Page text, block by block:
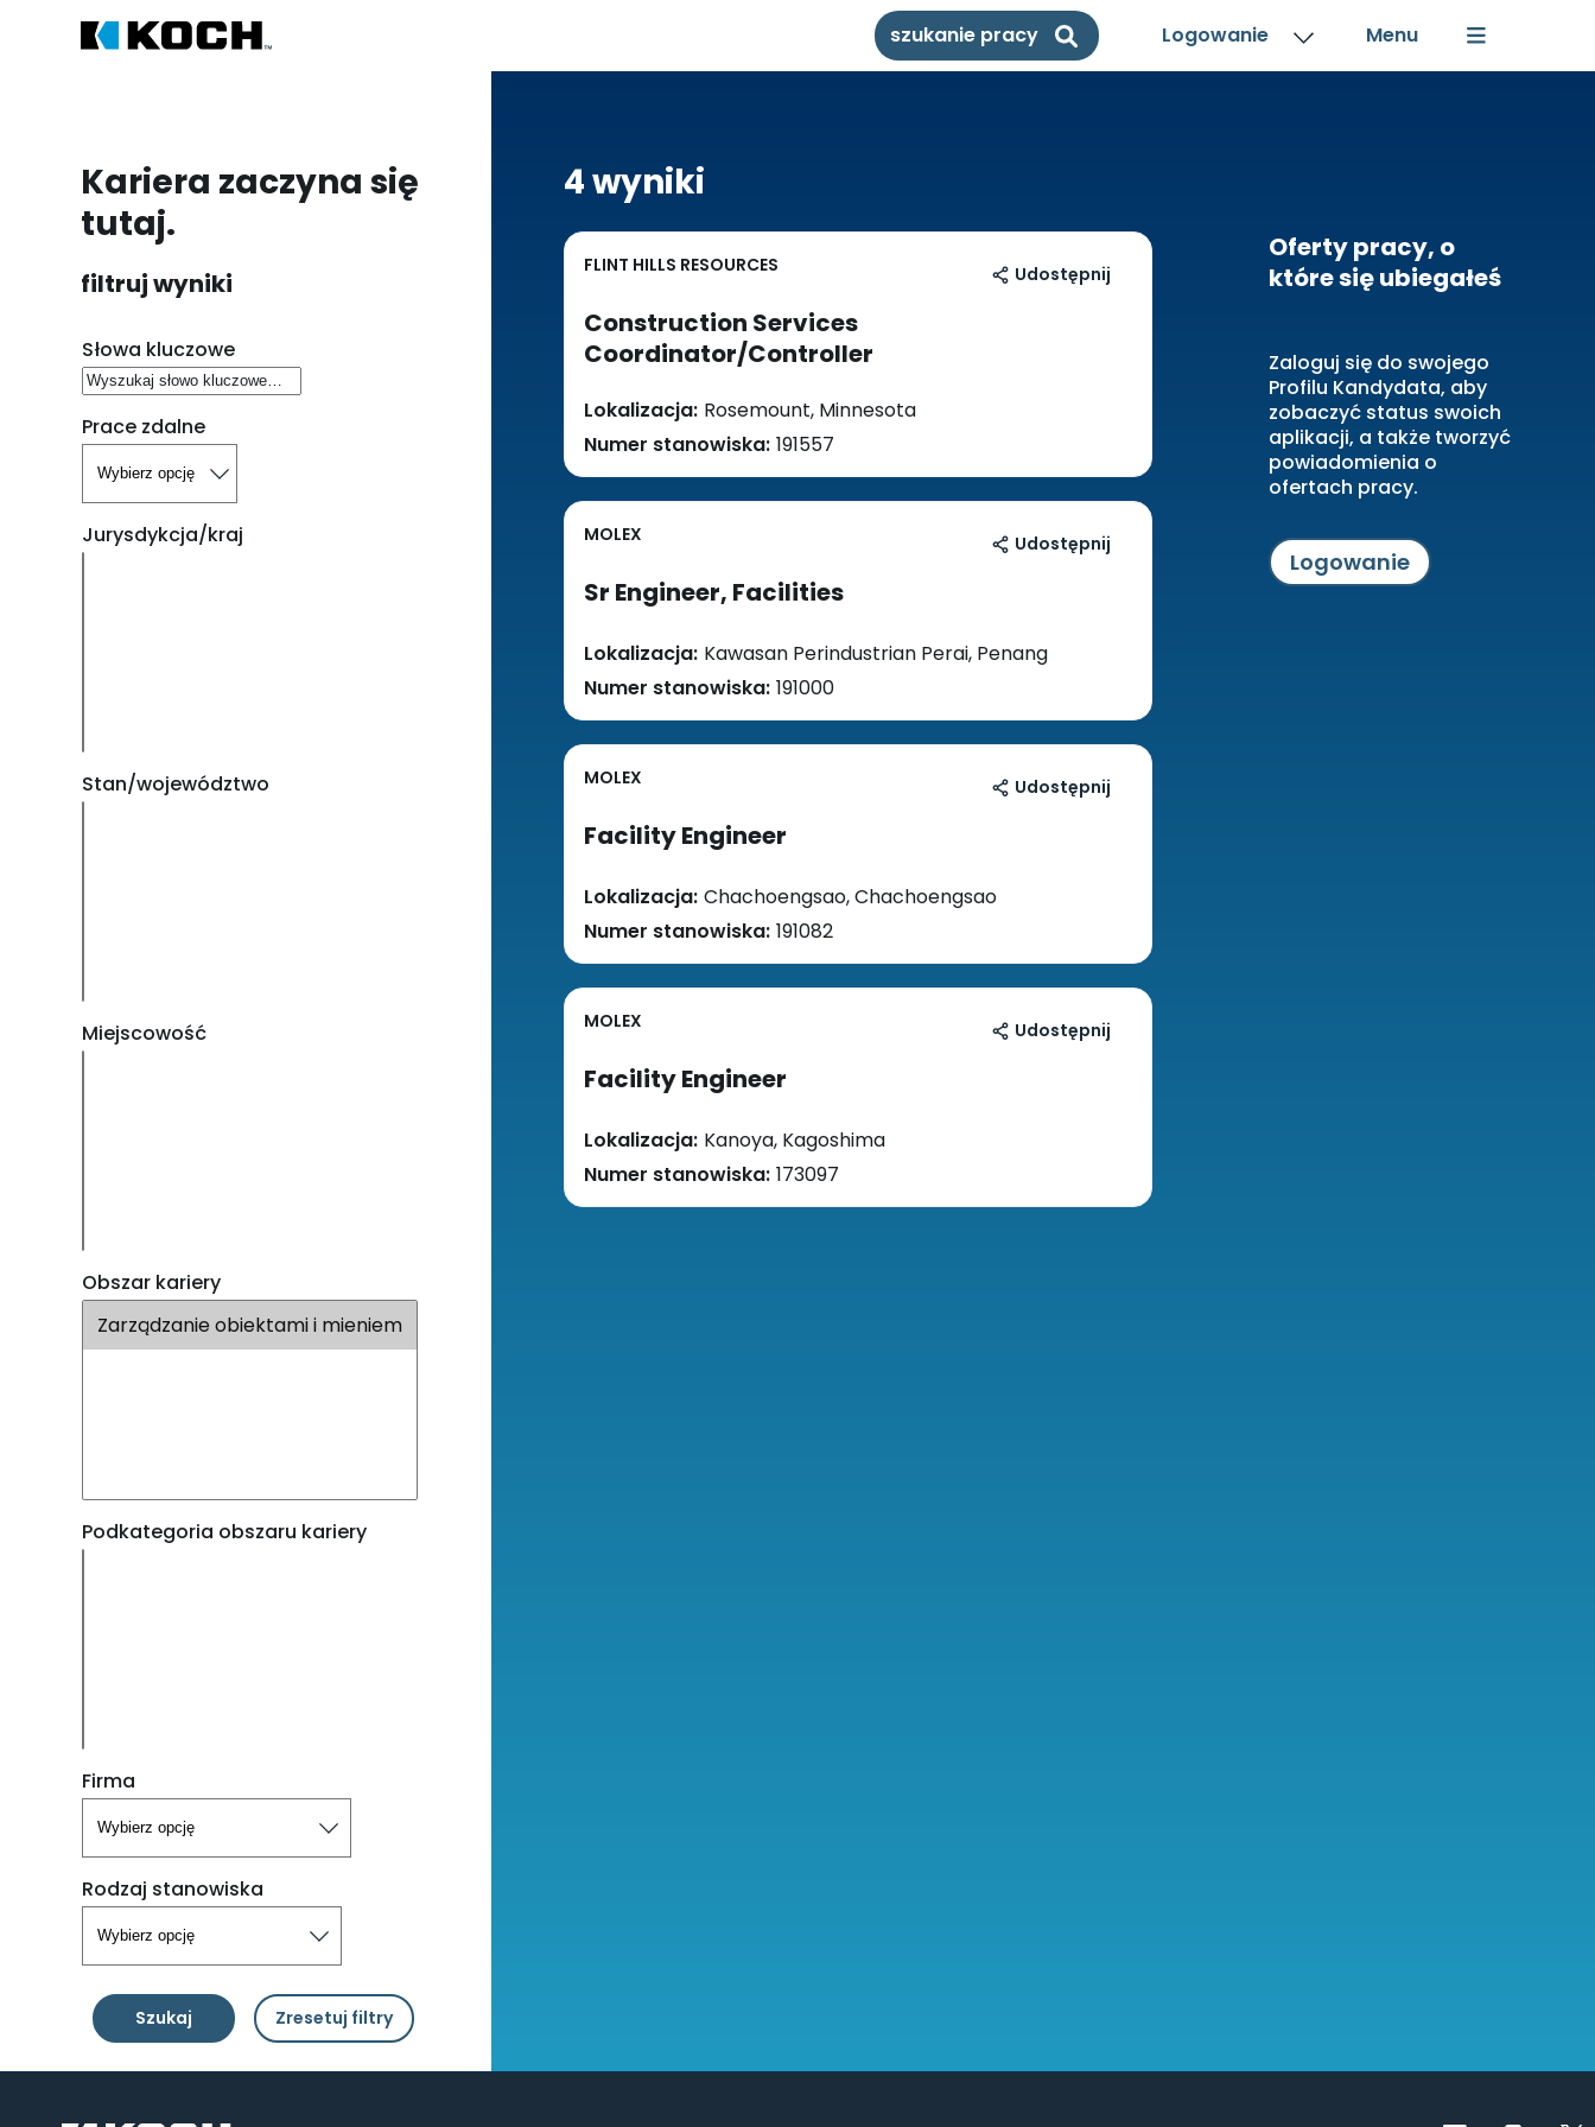
szukanie pracy Logowanie
Kariera zaczyna się
tutaj.
filtruj wyniki
Szukaj wakatów
Słowa kluczowe
Prace zdalne
Jurysdykcja/kraj
Stan/województwo
Miejscowość
Obszar kariery
Podkategoria obszaru kariery
Firma
Rodzaj stanowiska
Szukaj Zresetuj filtry
4 wyniki
FLINT HILLS RESOURCES Udostępnij
Construction Services
Coordinator/Controller
Lokalizacja: Rosemount, Minnesota
Numer stanowiska: 191557
MOLEX Udostępnij
Sr Engineer, Facilities
Lokalizacja: Kawasan Perindustrian Perai, Penang
Numer stanowiska: 191000
MOLEX Udostępnij
Facility Engineer
Lokalizacja: Chachoengsao, Chachoengsao
Numer stanowiska: 191082
MOLEX Udostępnij
Facility Engineer
Lokalizacja: Kanoya, Kagoshima
Numer stanowiska: 173097
Oferty pracy, o
które się ubiegałeś
Zaloguj się do swojego
Profilu Kandydata, aby
zobaczyć status swoich
aplikacji, a także tworzyć
powiadomienia o
ofertach pracy.
Logowanie